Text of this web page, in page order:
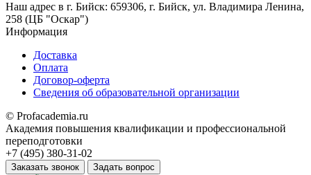
Наш адрес в г. Бийск: 659306, г. Бийск, ул. Владимира Ленина,
258 (ЦБ "Оскар")
Информация
Доставка
Оплата
Договор-оферта
Сведения об образовательной организации
© Profacademia.ru
Академия повышения квалификации и профессиональной
переподготовки
+7 (495) 380-31-02
Заказать звонок Задать вопрос